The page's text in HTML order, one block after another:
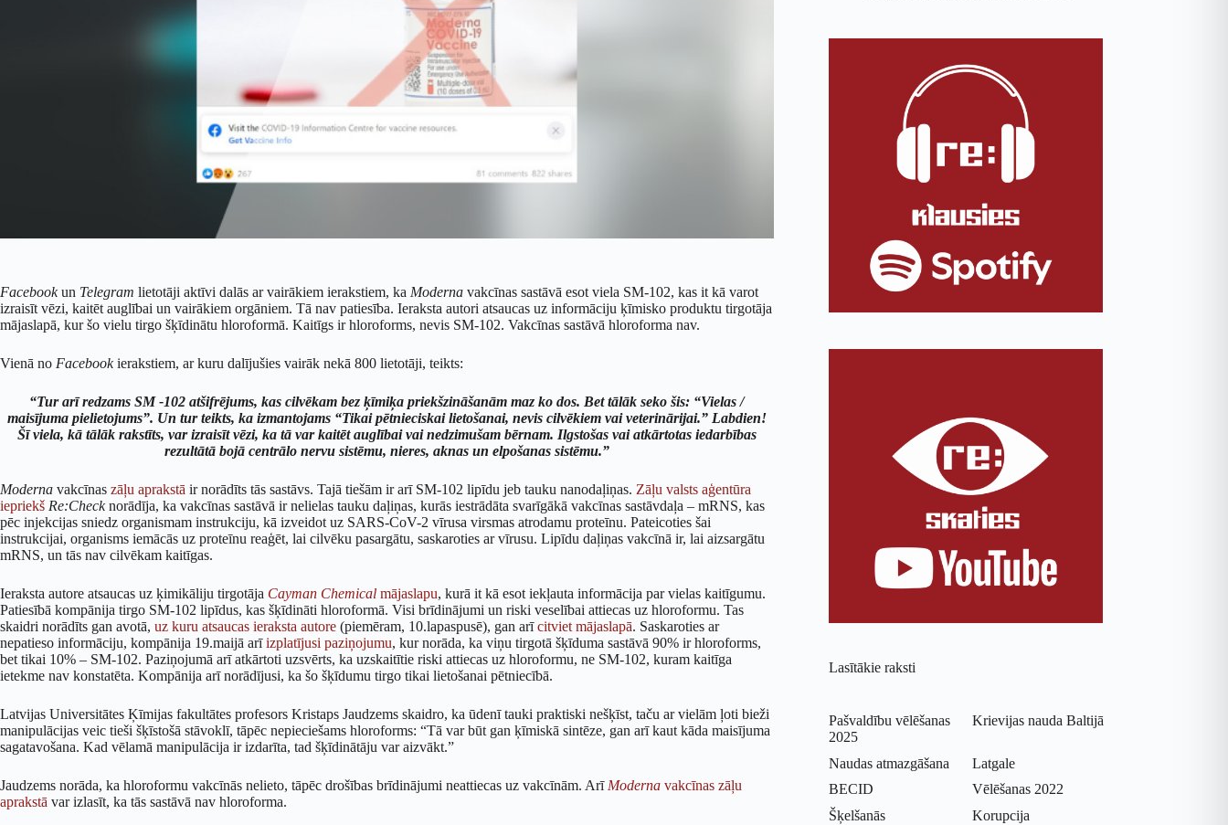
Facebookun Telegram lietotāji aktīvi dalās ar vairākiem ierakstiem, ka Moderna vakcīnas sastāvā esot viela SM-102, kas it kā varot
izraisīt vēzi, kaitēt auglībai un vairākiem orgāniem. Tā nav patiesība. Ieraksta autori atsaucas uz informāciju ķīmisko produktu tirgotāja
mājaslapā, kur šo vielu tirgo šķīdinātu hloroformā. Kaitīgs ir hloroforms, nevis SM-102. Vakcīnas sastāvā hloroforma nav.
Vienā no Facebookierakstiem, ar kuru dalījušies vairāk nekā 800 lietotāji, teikts:
“Tur arī redzams SM -102 atšifrējums, kas cilvēkam bez ķīmiķa priekšzināšanām maz ko dos. Bet tālāk seko šis: “Vielas /
maisījuma pielietojums”. Un tur teikts, ka izmantojams “Tikai pētnieciskai lietošanai, nevis cilvēkiem vai veterinārijai.” Labdien!
Šī viela, kā tālāk rakstīts, var izraisīt vēzi, ka tā var kaitēt auglībai vai nedzimušam bērnam. Ilgstošas vai atkārtotas iedarbības
rezultātā bojā centrālo nervu sistēmu, nieres, aknas un elpošanas sistēmu.”
Moderna vakcīnas zāļu aprakstā ir norādīts tās sastāvs. Tajā tiešām ir arī SM-102 lipīdu jeb tauku nanodaļiņas. Zāļu valsts aģentūra
iepriekš Re:Checknorādīja, ka vakcīnas sastāvā ir nelielas tauku daļiņas, kurās iestrādāta svarīgākā vakcīnas sastāvdaļa – mRNS, kas
pēc injekcijas sniedz organismam instrukciju, kā izveidot uz SARS-CoV-2 vīrusa virsmas atrodamu proteīnu. Pateicoties šai
instrukcijai, organisms iemācās uz proteīnu reaģēt, lai cilvēku pasargātu, saskaroties ar vīrusu. Lipīdu daļiņas vakcīnā ir, lai aizsargātu
mRNS, un tās nav cilvēkam kaitīgas.
Ieraksta autore atsaucas uz ķimikāliju tirgotāja Cayman Chemical mājaslapu, kurā it kā esot iekļauta informācija par vielas kaitīgumu.
Patiesībā kompānija tirgo SM-102 lipīdus, kas šķīdināti hloroformā. Visi brīdinājumi un riski veselībai attiecas uz hloroformu. Tas
skaidri norādīts gan avotā, uz kuru atsaucas ieraksta autore (piemēram, 10.lapaspusē), gan arīcitviet mājaslapā. Saskaroties ar
nepatieso informāciju, kompānija 19.maijā arīizplatījusi paziņojumu, kur norāda, ka viņu tirgotā šķīduma sastāvā 90% ir hloroforms,
bet tikai 10% – SM-102. Paziņojumā arī atkārtoti uzsvērts, ka uzskaitītie riski attiecas uz hloroformu, ne SM-102, kuram kaitīga
ietekme nav konstatēta. Kompānija arī norādījusi, ka šo šķīdumu tirgo tikai lietošanai pētniecībā.
Latvijas Universitātes Ķīmijas fakultātes profesors Kristaps Jaudzems skaidro, ka ūdenī tauki praktiski nešķīst, taču ar vielām ļoti bieži
manipulācijas veic tieši šķīstošā stāvoklī, tāpēc nepieciešams hloroforms: “Tā var būt gan ķīmiskā sintēze, gan arī kaut kāda maisījuma
sagatavošana. Kad vēlamā manipulācija ir izdarīta, tad šķīdinātāju var aizvākt.”
Jaudzems norāda, ka hloroformu vakcīnās nelieto, tāpēc drošības brīdinājumi neattiecas uz vakcīnām. Arī Moderna vakcīnas zāļu
aprakstā var izlasīt, ka tās sastāvā nav hloroforma.
Lasītākie raksti
Pašvaldību vēlēšanas
2025
Krievijas nauda Baltijā
Naudas atmazgāšana
Latgale
BECID
Vēlēšanas 2022
Šķelšanās
Korupcija